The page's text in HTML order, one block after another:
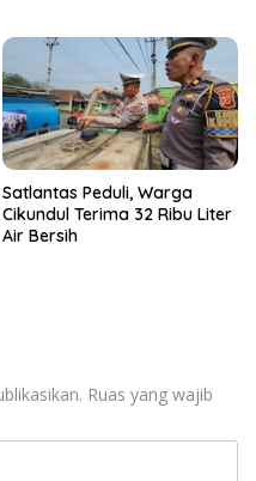
Satlantas Peduli, Warga
Cikundul Terima 32 Ribu Liter
Air Bersih
Ruas yang wajib